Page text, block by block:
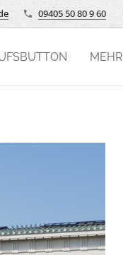
09405 50 80 9 60
MEHR